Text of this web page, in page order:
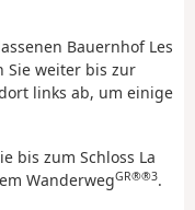
Bauernhof Les
Sie weiter bis zur
links ab, um einige
bis zum Schloss La
WanderwegGR®®3.